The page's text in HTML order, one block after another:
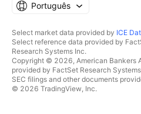
Português
Select market data provided by ICE
Select reference data provided by
Research Systems Inc.
Copyright © 2026, American Bankers
provided by FactSet Research
SEC filings and other documents
© 2026 TradingView, Inc.